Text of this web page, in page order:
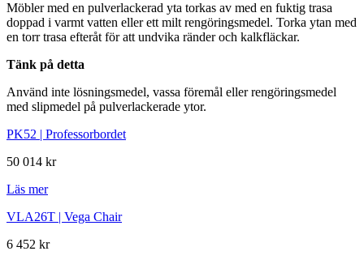
Möbler med en pulverlackerad yta torkas av med en fuktig trasa
doppad i varmt vatten eller ett milt rengöringsmedel. Torka ytan med
en torr trasa efteråt för att undvika ränder och kalkfläckar.
Tänk på detta
Använd inte lösningsmedel, vassa föremål eller rengöringsmedel
med slipmedel på pulverlackerade ytor.
PK52 | Professorbordet
50 014 kr
Läs mer
VLA26T | Vega Chair
6 452 kr